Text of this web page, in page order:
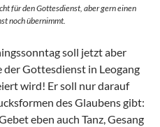
für den Gottesdienst, aber gern einen
noch übernimmt.
soll jetzt aber
Gottesdienst in Leogang
wird! Er soll nur darauf
des Glaubens gibt:
eben auch Tanz, Gesang